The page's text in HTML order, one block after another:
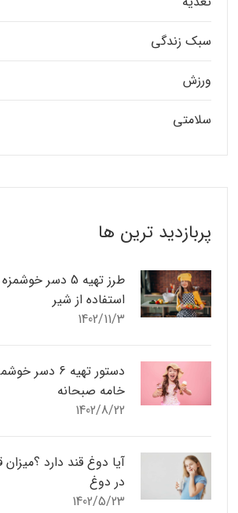
سبک زندگی
ورزش
سلامتی
پربازدید ترین ها
طرز تهیه 5 دسر
استفاده از شیر
1402/11/3
دستور تهیه 6
خامه صبحانه
1402/8/22
آیا دوغ قند دارد
در دوغ
1402/5/23